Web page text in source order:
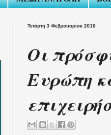
Τετάρτη 3 Φεβρουαρίου 2016
Οι
Ευρώπη